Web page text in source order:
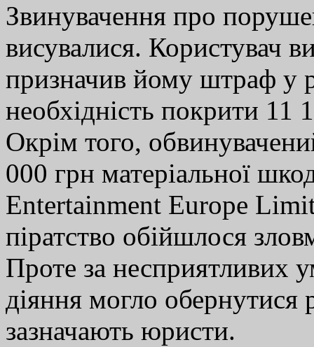
Звинувачення про
висувалися. Користувач
призначив йому штраф у
необхідність покрити 11
Окрім того,
000 грн матеріальної
Entertainment Europe
піратство обійшлося
Проте за несприятливих
діяння могло обернутися
зазначають юристи.